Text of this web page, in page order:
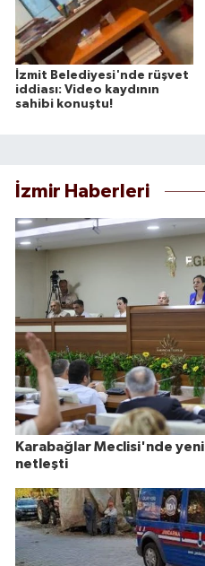
İzmit Belediyesi'nde rüşvet
iddiası: Video kaydının
sahibi konuştu!
İzmir Haberleri
Karabağlar Meclisi'nde yeni
netleşti